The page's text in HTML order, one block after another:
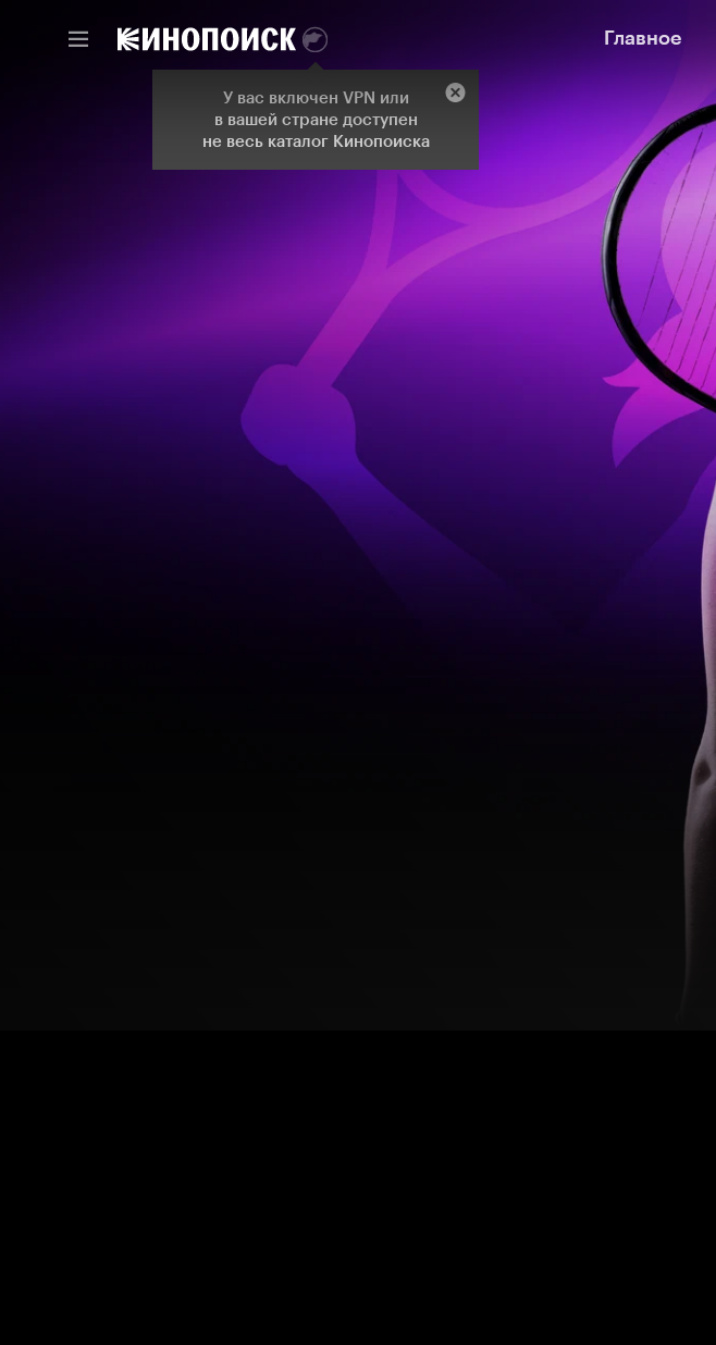
Главное
Главное
У вас включен VPN или
в вашей стране доступен
не весь каталог Кинопоиска